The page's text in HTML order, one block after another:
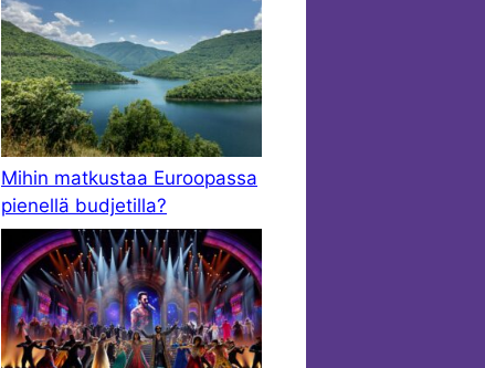
Mihin matkustaa Euroopassa
pienellä budjetilla?